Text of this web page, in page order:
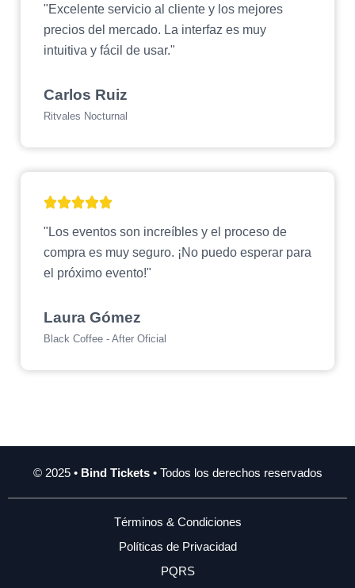
"Excelente servicio al cliente y los mejores
precios del mercado. La interfaz es muy
intuitiva y fácil de usar."
Carlos Ruiz
Ritvales Nocturnal
"Los eventos son increíbles y el proceso de
compra es muy seguro. ¡No puedo esperar para
el próximo evento!"
Laura Gómez
Black Coffee - After Oficial
© 2025 • Bind Tickets• Todos los derechos reservados
Términos & Condiciones
Políticas de Privacidad
PQRS